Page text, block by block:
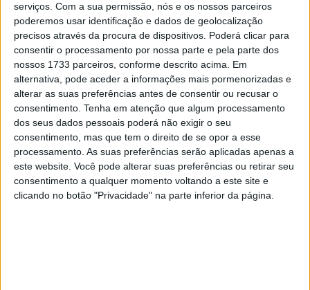
serviços. Com a sua permissão, nós e os nossos parceiros
poderemos usar identificação e dados de geolocalização
precisos através da procura de dispositivos. Poderá clicar para
consentir o processamento por nossa parte e pela parte dos
nossos 1733 parceiros, conforme descrito acima. Em
alternativa, pode aceder a informações mais pormenorizadas e
alterar as suas preferências antes de consentir ou recusar o
consentimento. Tenha em atenção que algum processamento
dos seus dados pessoais poderá não exigir o seu
consentimento, mas que tem o direito de se opor a esse
processamento. As suas preferências serão aplicadas apenas a
este website. Você pode alterar suas preferências ou retirar seu
consentimento a qualquer momento voltando a este site e
clicando no botão "Privacidade" na parte inferior da página.
Internacional do Algarve. Navarro foi um dos três únicos
pilotos a rodar na casa de 1:43 munutos na sexta-feira e
terminou à frente de Yari Montella (Barni Spark Racing
Team) e Nicolo Bulega (Aruba.it Racing WorldSSP Team).
Navarro foi rápido no TL1 e reforçou isso com
1m43,849s no TL2, reduzindo em cerca de meio segundo
o tempo da manhã. Isto colocou-o 0,029s à frente de
quem tinha feito uma última volta rápida no final da
sessão de 45 minutos, mas perdeu terreno para o líder,
enquanto o líder do Campeonato, Bulega, ficou em
terceiro e ficou apenas 0,034s atrás de Navarro. Com tão